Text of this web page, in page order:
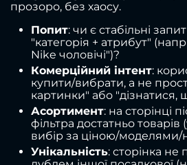
прозоро, без хаосу.
Попит: чи є стабільні
"категорія + атрибут"
Nike чоловічі")?
Комерційний інтент:
купити/вибрати, а не
картинки" або "дізнатися,
Асортимент: на сторінці
фільтра достатньо товарів
вибір за ціною/моделями/
Унікальність: сторінка не